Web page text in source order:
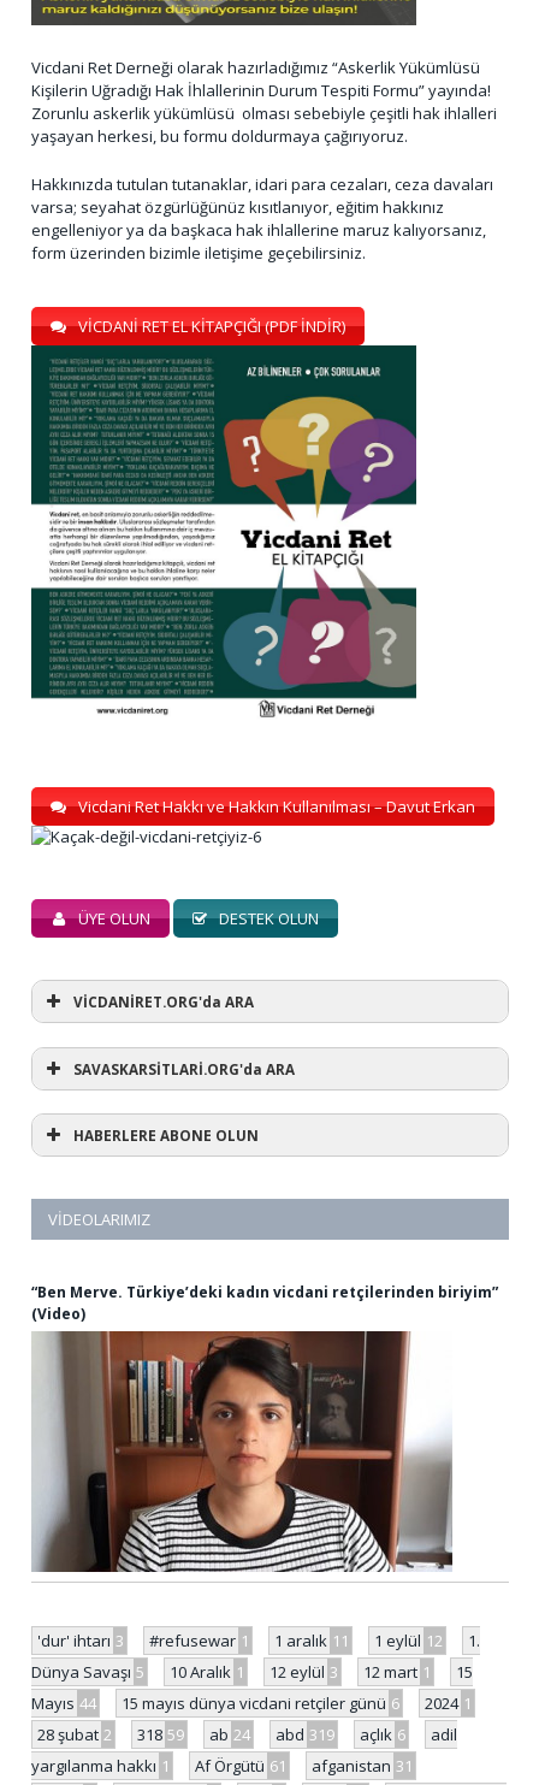
Vicdani Ret Derneği olarak hazırladığımız “Askerlik Yükümlüsü
Kişilerin Uğradığı Hak İhlallerinin Durum Tespiti Formu” yayında!
Zorunlu askerlik yükümlüsü olması sebebiyle çeşitli hak ihlalleri
yaşayan herkesi, bu formu doldurmaya çağırıyoruz.
Hakkınızda tutulan tutanaklar, idari para cezaları, ceza davaları
varsa; seyahat özgürlüğünüz kısıtlanıyor, eğitim hakkınız
engelleniyor ya da başkaca hak ihlallerine maruz kalıyorsanız,
form üzerinden bizimle iletişime geçebilirsiniz.
VİCDANİ RET EL KİTAPÇIĞI (PDF İNDİR)
Vicdani Ret Hakkı ve Hakkın Kullanılması – Davut Erkan
ÜYE OLUN DESTEK OLUN
VİCDANİRET.ORG'da ARA
SAVASKARSİTLARİ.ORG'da ARA
HABERLERE ABONE OLUN
VIDEOLARIMIZ
“Ben Merve. Türkiye’deki kadın vicdani retçilerinden biriyim”
(Video)
'dur' ihtarı 3 #refusewar 1 1 aralık 11 1 eylül 12
1.
Dünya Savaşı 5 10 Aralık 1 12 eylül 3 12 mart 1
15
Mayıs 44 15 mayıs dünya vicdani retçiler günü 6 2024 1
28 şubat 2 318 59 ab 24 abd 319 açlık 6
adil
yargılanma hakkı 1 Af Örgütü 61 afganistan 31